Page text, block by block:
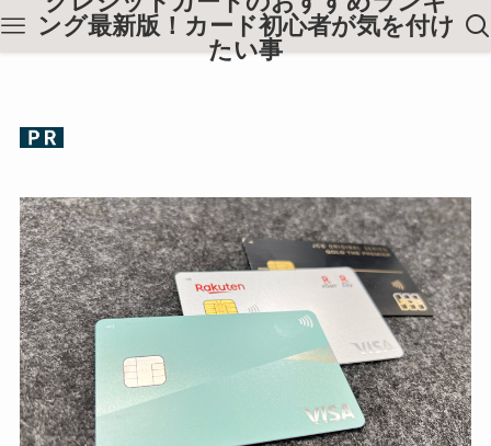
ング最新版！カード初心者が気を付け
たい事